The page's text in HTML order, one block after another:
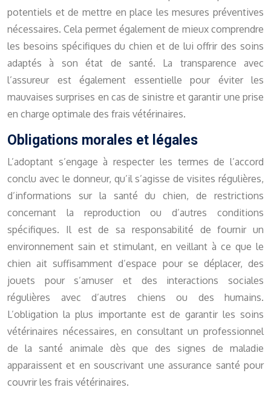
potentiels et de mettre en place les mesures préventives
nécessaires. Cela permet également de mieux comprendre
les besoins spécifiques du chien et de lui offrir des soins
adaptés à son état de santé. La transparence avec
l’assureur est également essentielle pour éviter les
mauvaises surprises en cas de sinistre et garantir une prise
en charge optimale des frais vétérinaires.
Obligations morales et légales
L’adoptant s’engage à respecter les termes de l’accord
conclu avec le donneur, qu’il s’agisse de visites régulières,
d’informations sur la santé du chien, de restrictions
concernant la reproduction ou d’autres conditions
spécifiques. Il est de sa responsabilité de fournir un
environnement sain et stimulant, en veillant à ce que le
chien ait suffisamment d’espace pour se déplacer, des
jouets pour s’amuser et des interactions sociales
régulières avec d’autres chiens ou des humains.
L’obligation la plus importante est de garantir les soins
vétérinaires nécessaires, en consultant un professionnel
de la santé animale dès que des signes de maladie
apparaissent et en souscrivant une assurance santé pour
couvrir les frais vétérinaires.